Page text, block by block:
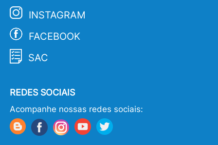
INSTAGRAM
FACEBOOK
SAC
REDES SOCIAIS
Acompanhe nossas redes sociais: